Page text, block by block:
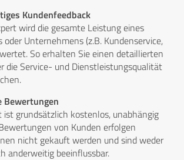
Kundenfeedback
wird die gesamte Leistung eines
oder Unternehmens (z.B. Kundenservice,
So erhalten Sie einen detaillierten
die Service- und Dienstleistungsqualität
Bewertungen
ist grundsätzlich kostenlos, unabhängig
von Kunden erfolgen
nicht gekauft werden und sind weder
anderweitig beeinflussbar.